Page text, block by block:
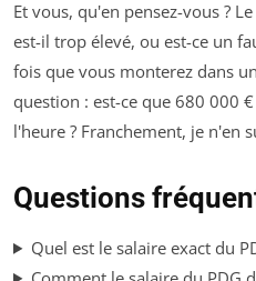
Et vous, qu'en pensez-vous ?
est-il trop élevé, ou est-ce un
fois que vous monterez dans
question : est-ce que 680 000
l'heure ? Franchement, je n'en
Questions
Quel est le salaire exact du